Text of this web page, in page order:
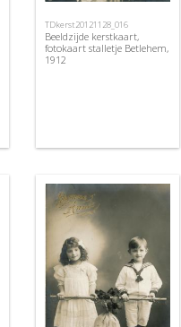
TDkerst20121128_016
Beeldzijde kerstkaart,
fotokaart stalletje Betlehem,
1912